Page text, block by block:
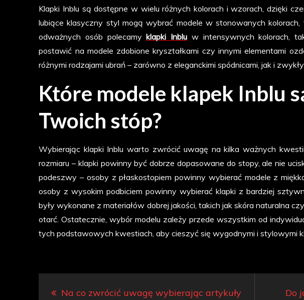
Klapki Inblu są dostępne w wielu różnych kolorach i wzorach, dzięki
lubiące klasyczny styl mogą wybrać modele w stonowanych kolorach,
odważnych osób polecamyklapki Inblu w intensywnych kolorach,
postawić na modele zdobione kryształkami czy innymi elementami
różnymi rodzajami ubrań – zarówno z eleganckimi spódnicami, jak i
Które modele klapek Inblu
Twoich stóp?
Wybierając klapki Inblu warto zwrócić uwagę na kilka ważnych
rozmiaru – klapki powinny być dobrze dopasowane do stopy, ale nie
podeszwy – osoby z płaskostopiem powinny wybierać modele z
osoby z wysokim podbiciem powinny wybierać klapki z bardziej
były wykonane z materiałów dobrej jakości, takich jak skóra naturalna
otarć. Ostatecznie, wybór modelu zależy przede wszystkim od
tych podstawowych kwestiach, aby cieszyć się wygodnymi i stylowymi
Nawigacja
Na co zwrócić uwagę wybierając artykuły
Do